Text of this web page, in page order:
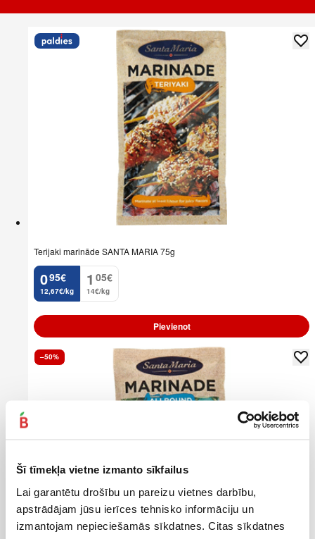
Šī tīmekļa vietne izmanto sīkfailus
Lai garantētu drošību un pareizu vietnes darbību,
apstrādājam jūsu ierīces tehnisko informāciju un
izmantojam nepieciešamās sīkdatnes. Citas sīkdatnes
Terijaki marināde SANTA MARIA 75g
0
. 95€
12,67€/kg
1
. 05€
14€/kg
Pievienot
–50%